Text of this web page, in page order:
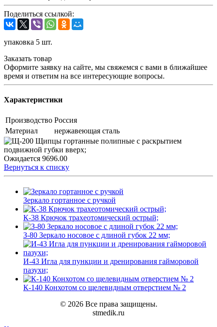
Поделиться ссылкой:
упаковка 5 шт.
Заказать товар
Оформите заявку на сайте, мы свяжемся с вами в ближайшее
время и ответим на все интересующие вопросы.
Характеристики
Производство Россия
Материал
нержавеющая сталь
Ожидается 9696.00
Вернуться к списку
Зеркало гортанное с ручкой
К-38 Крючок трахеотомический острый;
З-80 Зеркало носовое с длиной губок 22 мм;
И-43 Игла для пункции и дренирования гайморовой
пазухи;
К-140 Конхотом со щелевидным отверстием № 2
© 2026 Все права защищены.
stmedik.ru